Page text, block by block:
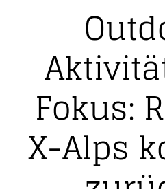
Fokus:
X-Alps